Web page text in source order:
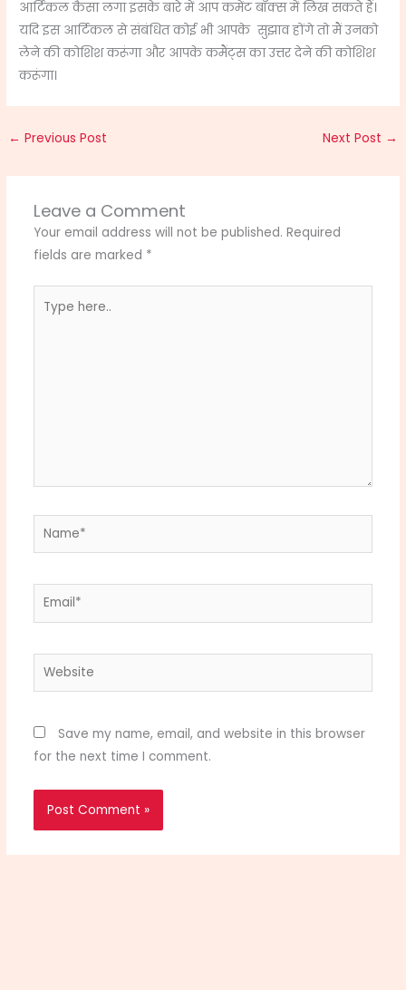
आर्टिकल कैसा लगा इसके बारे में आप कमेंट बॉक्स में लिख सकते हैं।
यदि इस आर्टिकल से संबंधित कोई भी आपके सुझाव होंगे तो मैं उनको
लेने की कोशिश करूंगा और आपके कमैंट्स का उत्तर देने की कोशिश
करूंगा।
← Previous Post Next Post →
Leave a Comment
Your email address will not be published. Required
fields are marked *
here..
Name*
Email*
Website
Save my name, email, and website in this browser
for the next time I comment.